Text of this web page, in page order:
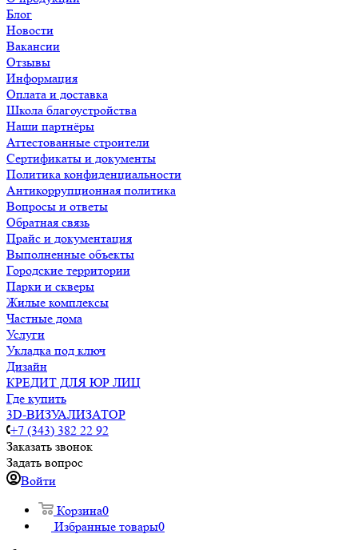
Блог
Новости
Вакансии
Отзывы
Информация
Оплата и доставка
Школа благоустройства
Наши партнёры
Аттестованные строители
Сертификаты и документы
Политика конфиденциальности
Антикоррупционная политика
Вопросы и ответы
Обратная связь
Прайс и документация
Выполненные объекты
Городские территории
Парки и скверы
Жилые комплексы
Частные дома
Услуги
Укладка под ключ
Дизайн
КРЕДИТ ДЛЯ ЮР ЛИЦ
Где купить
3D-ВИЗУАЛИЗАТОР
+7 (343) 382 22 92
Заказать звонок
Задать вопрос
Войти
Корзина0
Избранные товары0